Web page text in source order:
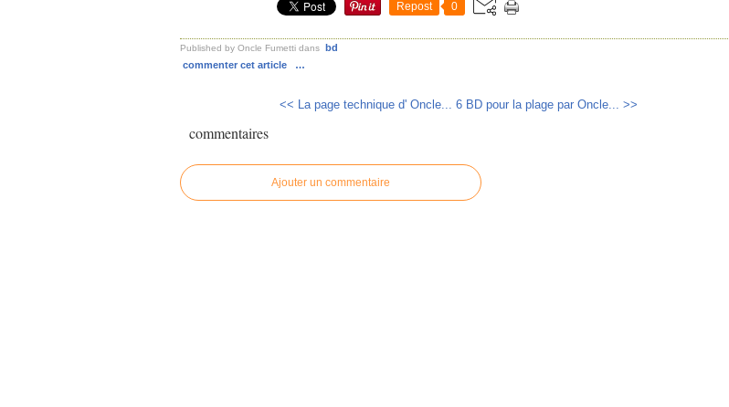
Repost 0
Published by Oncle Fumetti dans bd
commenter cet article
…
<< La page technique d' Oncle... 6 BD pour la plage par Oncle... >>
commentaires
Ajouter un commentaire